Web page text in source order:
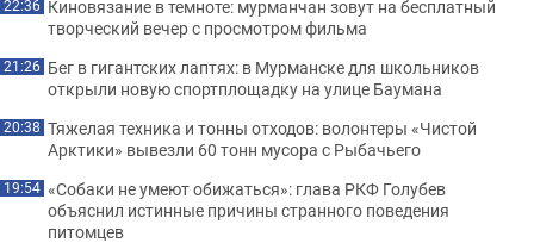
22:36 Киновязание в темноте: мурманчан зовут на бесплатный
творческий вечер с просмотром фильма
21:26 Бег в гигантских лаптях: в Мурманске для школьников
открыли новую спортплощадку на улице Баумана
20:38 Тяжелая техника и тонны отходов: волонтеры «Чистой
Арктики» вывезли 60 тонн мусора с Рыбачьего
19:54 «Собаки не умеют обижаться»: глава РКФ Голубев
объяснил истинные причины странного поведения
питомцев